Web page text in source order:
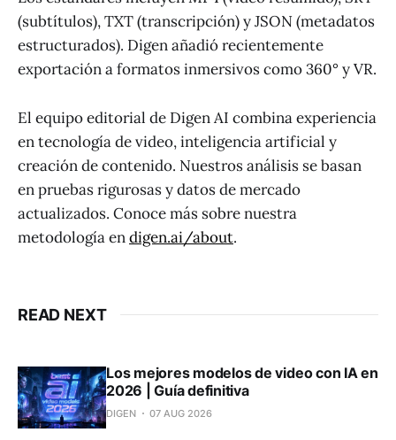
(subtítulos), TXT (transcripción) y JSON (metadatos
estructurados). Digen añadió recientemente
exportación a formatos inmersivos como 360° y VR.
El equipo editorial de Digen AI combina experiencia
en tecnología de video, inteligencia artificial y
creación de contenido. Nuestros análisis se basan
en pruebas rigurosas y datos de mercado
actualizados. Conoce más sobre nuestra
metodología endigen.ai/about.
READ NEXT
Los mejores modelos de video con IA en
2026 | Guía definitiva
DIGEN 07 AUG 2026